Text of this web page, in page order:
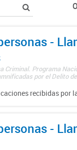
-
Programa
por el Delito
recibidas por
-